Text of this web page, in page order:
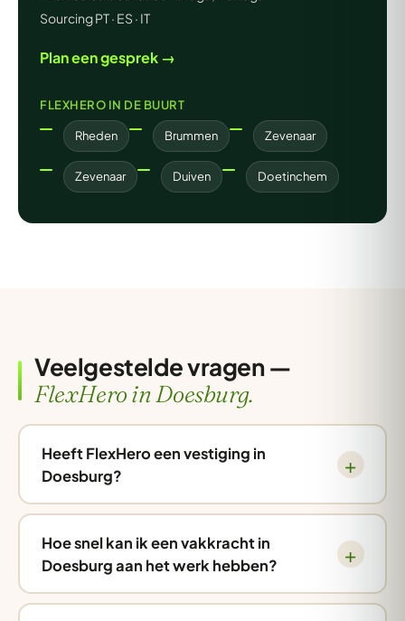
Sourcing PT · ES · IT
Plan een gesprek →
FLEXHERO IN DE BUURT
Rheden Brummen Zevenaar
Zevenaar Duiven Doetinchem
Veelgestelde vragen —
FlexHero in Doesburg.
Heeft FlexHero een vestiging in
Doesburg?
Hoe snel kan ik een vakkracht in
Doesburg aan het werk hebben?